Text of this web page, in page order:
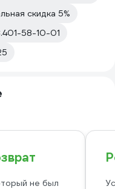
скидка 5%
58-10-01
не был